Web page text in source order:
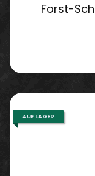
Forst-
AUF LAGER